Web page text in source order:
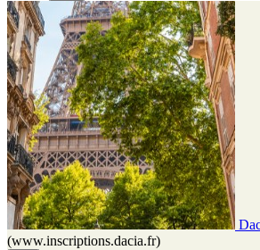
(www.inscriptions.dacia.fr)